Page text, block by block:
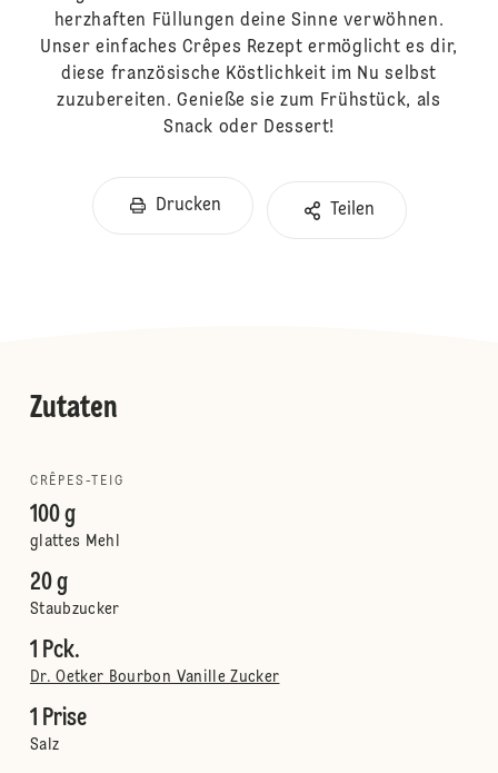
herzhaften Füllungen deine Sinne verwöhnen.
Unser einfaches Crêpes Rezept ermöglicht es dir,
diese französische Köstlichkeit im Nu selbst
zuzubereiten. Genieße sie zum Frühstück, als
Snack oder Dessert!
Drucken Teilen
Zutaten
CRÊPES-TEIG
100 g
glattes Mehl
20 g
Staubzucker
1 Pck.
Dr. Oetker Bourbon Vanille Zucker
1 Prise
Salz